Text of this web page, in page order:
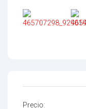
Precio: